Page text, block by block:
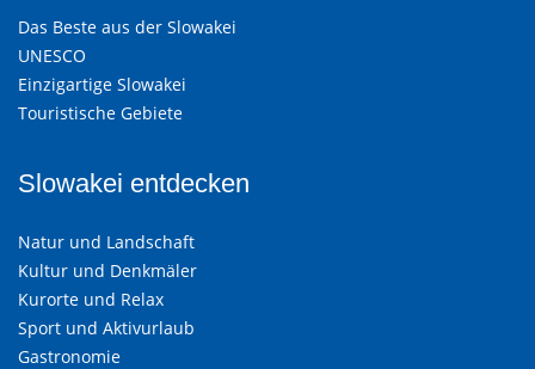
Das Beste aus der Slowakei
UNESCO
Einzigartige Slowakei
Touristische Gebiete
Slowakei entdecken
Natur und Landschaft
Kultur und Denkmäler
Kurorte und Relax
Sport und Aktivurlaub
Gastronomie